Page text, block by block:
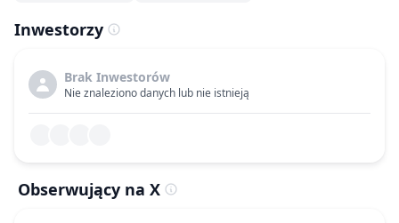
Inwestorzy
Brak Inwestorów
Nie znaleziono danych lub nie istnieją
Obserwujący na X